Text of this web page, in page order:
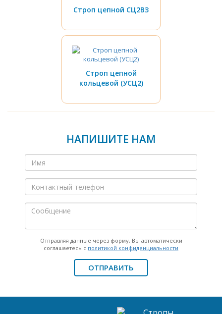
Строп цепной СЦ2ВЗ
Строп цепной
кольцевой (УСЦ2)
НАПИШИТЕ НАМ
Отправляя данные через форму, Вы автоматически
соглашаетесь с политикой конфиденциальности
ОТПРАВИТЬ